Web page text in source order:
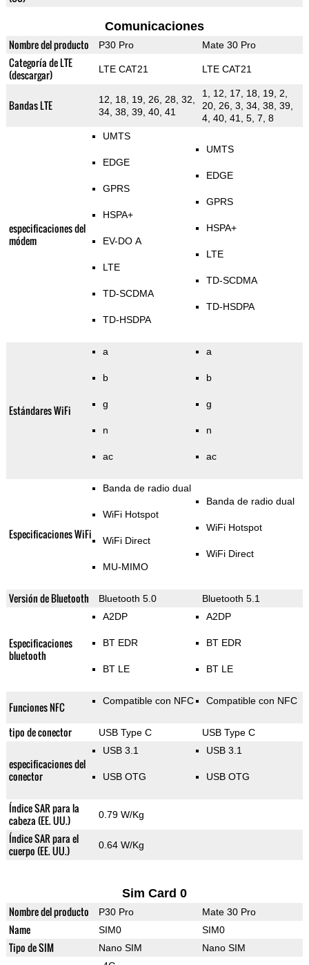
Comunicaciones
Nombre del producto P30 Pro Mate 30 Pro
Categoría de LTE
(descargar)
LTE CAT21 LTE CAT21
Bandas LTE
12, 18, 19, 26, 28, 32,
34, 38, 39, 40, 41
1, 12, 17, 18, 19, 2,
20, 26, 3, 34, 38, 39,
4, 40, 41, 5, 7, 8
especificaciones del
módem
UMTS
EDGE
GPRS
HSPA+
EV-DO A
LTE
TD-SCDMA
TD-HSDPA
UMTS
EDGE
GPRS
HSPA+
LTE
TD-SCDMA
TD-HSDPA
Estándares WiFi
a
b
g
n
ac
a
b
g
n
ac
Especificaciones WiFi
Banda de radio dual
WiFi Hotspot
WiFi Direct
MU-MIMO
Banda de radio dual
WiFi Hotspot
WiFi Direct
Versión de Bluetooth Bluetooth 5.0 Bluetooth 5.1
Especificaciones
bluetooth
A2DP
BT EDR
BT LE
A2DP
BT EDR
BT LE
Funciones NFC Compatible con NFC Compatible con NFC
tipo de conector USB Type C USB Type C
especificaciones del
conector
USB 3.1
USB OTG
USB 3.1
USB OTG
Índice SAR para la
cabeza (EE. UU.)
0.79 W/Kg
Índice SAR para el
cuerpo (EE. UU.)
0.64 W/Kg
Sim Card 0
Nombre del producto P30 Pro Mate 30 Pro
Name SIM0 SIM0
Tipo de SIM Nano SIM
Nano SIM